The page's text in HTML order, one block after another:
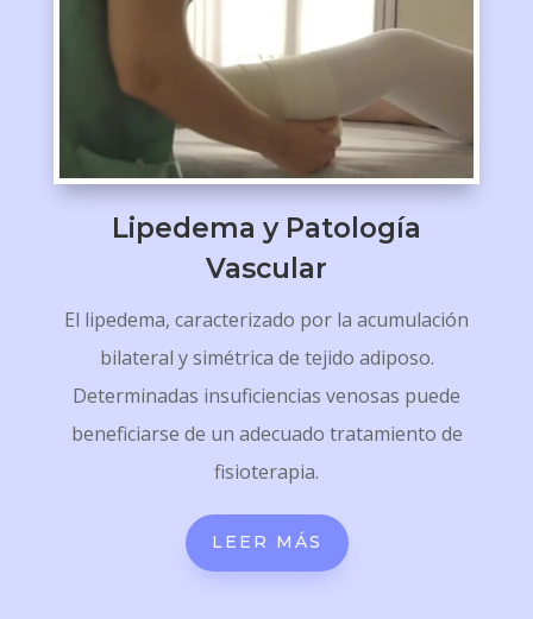
Lipedema y Patología
Vascular
El lipedema, caracterizado por la acumulación
bilateral y simétrica de tejido adiposo.
Determinadas insuficiencias venosas puede
beneficiarse de un adecuado tratamiento de
fisioterapia.
LEER MÁS